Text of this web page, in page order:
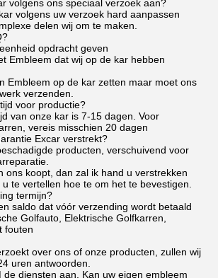
volgens ons speciaal verzoek aan?
volgens uw verzoek hard aanpassen
delen wij om te maken.
opdracht geven
Embleem dat wij op de kar hebben
Embleem op de kar zetten maar moet ons
verzenden.
voor productie?
van onze kar is 7-15 dagen. Voor
vereis misschien 20 dagen
Excar verstrekt?
producten, verschuivend voor
ons koopt, dan zal ik hand u verstrekken
te vertellen hoe te om het te bevestigen.
termijn?
saldo dat vóór verzending wordt betaald
Golfauto, Elektrische Golfkarren,
fouten
over ons of onze producten, zullen wij
uren antwoorden.
de diensten aan. Kan uw eigen embleem